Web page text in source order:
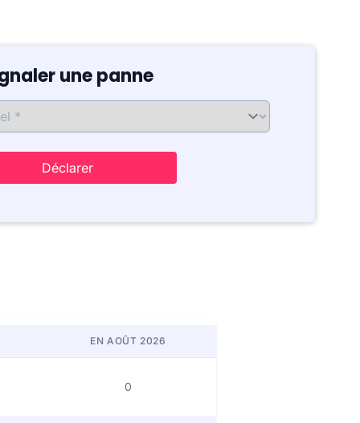
une panne
Déclarer
EN AOÛT 2026
0